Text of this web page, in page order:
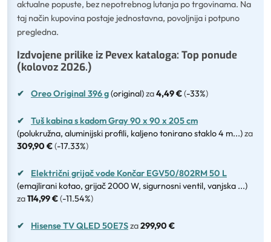
aktualne popuste, bez nepotrebnog lutanja po trgovinama. Na
taj način kupovina postaje jednostavna, povoljnija i potpuno
pregledna.
Izdvojene prilike iz Pevex kataloga: Top ponude
(kolovoz 2026.)
✔ Oreo Original 396 g(original)za4,49 €(-33%)
✔
Tuš kabina s kadom Gray 90 x 90 x 205 cm
(polukružna, aluminijski profili, kaljeno tonirano staklo 4 m...)za
309,90 €(-17.33%)
✔
Električni grijač vode Končar EGV50/802RM 50 L
(emajlirani kotao, grijač 2000 W, sigurnosni ventil, vanjska ...)
za114,99 €(-11.54%)
✔ Hisense TV QLED 50E7Sza299,90 €